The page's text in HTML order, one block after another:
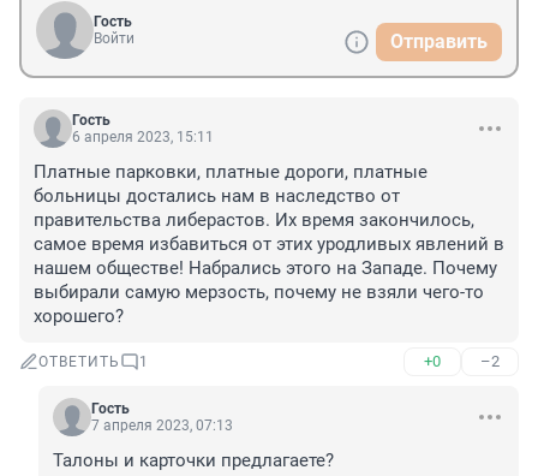
Гость
Войти
Отправить
Гость
6 апреля 2023, 15:11
Платные парковки, платные дороги, платные
больницы достались нам в наследство от
правительства либерастов. Их время закончилось,
самое время избавиться от этих уродливых явлений в
нашем обществе! Набрались этого на Западе. Почему
выбирали самую мерзость, почему не взяли чего-то
хорошего?
ОТВЕТИТЬ 1 +0 –2
Гость
7 апреля 2023, 07:13
Талоны и карточки предлагаете?